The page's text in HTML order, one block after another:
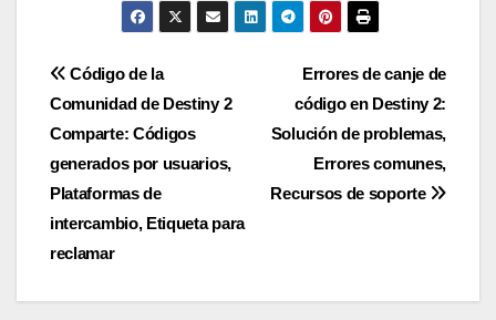
Post
navigation
Errores de canje de
código en Destiny 2:
Solución de problemas,
Errores comunes,
Recursos de soporte
Código de la
Comunidad de Destiny 2
Comparte: Códigos
generados por usuarios,
Plataformas de
intercambio, Etiqueta para
reclamar